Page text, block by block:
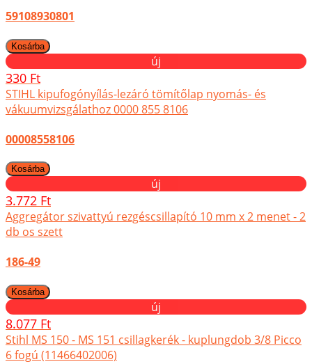
59108930801
új
330 Ft
STIHL kipufogónyílás-lezáró tömítőlap nyomás- és
vákuumvizsgálathoz 0000 855 8106
00008558106
új
3.772 Ft
Aggregátor szivattyú rezgéscsillapító 10 mm x 2 menet - 2
db os szett
186-49
új
8.077 Ft
Stihl MS 150 - MS 151 csillagkerék - kuplungdob 3/8 Picco
6 fogú (11466402006)